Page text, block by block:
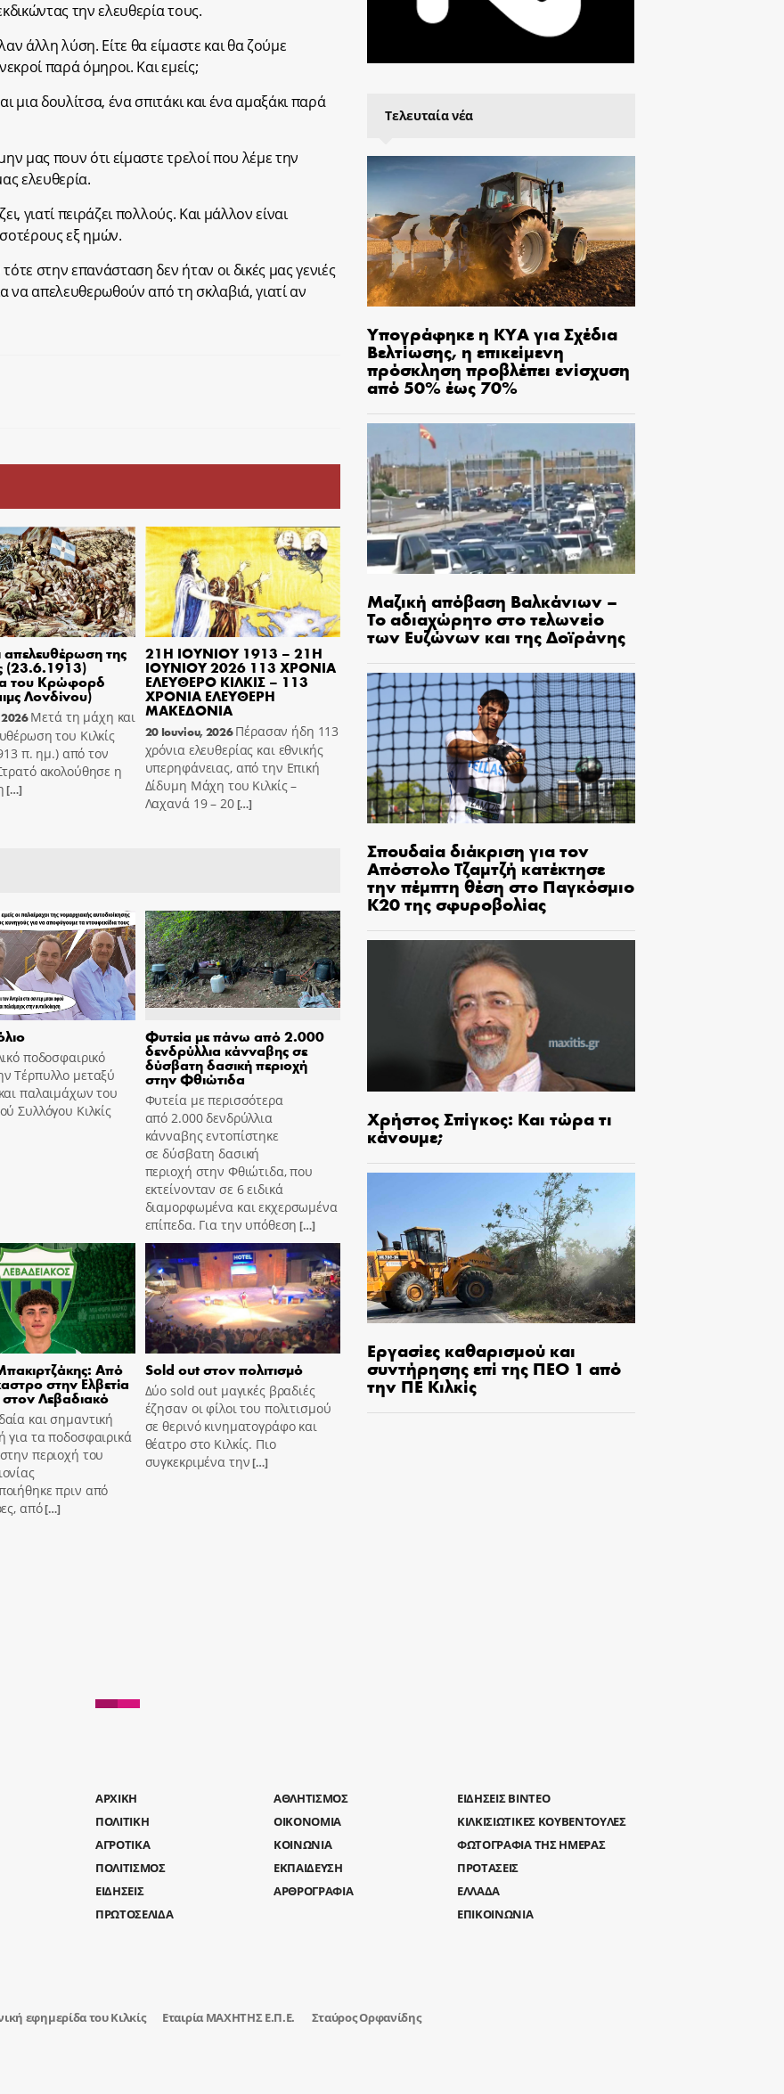
την ελευθερία τους.
άλλη λύση. Είτε θα είμαστε και θα ζούμε
παρά όμηροι. Και εμείς;
δουλίτσα, ένα σπιτάκι και ένα αμαξάκι παρά
μας πουν ότι είμαστε τρελοί που λέμε την
ελευθερία.
γιατί πειράζει πολλούς. Και μάλλον είναι
εξ ημών.
στην επανάσταση δεν ήταν οι δικές μας γενιές
να απελευθερωθούν από τη σκλαβιά, γιατί αν
της
(23.6.1913)
του Κρώφορδ
Λονδίνου)
2026Μετά τη μάχη και
του Κιλκίς
π. ημ.) από τον
ακολούθησε η
[…]
21Η ΙΟΥΝΙΟΥ 1913 – 21Η
ΙΟΥΝΙΟΥ 2026 113 ΧΡΟΝΙΑ
ΕΛΕΥΘΕΡΟ ΚΙΛΚΙΣ – 113
ΧΡΟΝΙΑ ΕΛΕΥΘΕΡΗ
ΜΑΚΕΔΟΝΙΑ
20 Ιουνίου, 2026Πέρασαν ήδη 113
χρόνια ελευθερίας και εθνικής
υπερηφάνειας, από την Επική
Δίδυμη Μάχη του Κιλκίς –
Λαχανά 19 – 20[…]
ποδοσφαιρικό
Τέρπυλλο μεταξύ
παλαιμάχων του
Συλλόγου Κιλκίς
Φυτεία με πάνω από 2.000
δενδρύλλια κάνναβης σε
δύσβατη δασική περιοχή
στην Φθιώτιδα
Φυτεία με περισσότερα
από 2.000 δενδρύλλια
κάνναβης εντοπίστηκε
σε δύσβατη δασική
περιοχή στην Φθιώτιδα, που
εκτείνονταν σε 6 ειδικά
διαμορφωμένα και εκχερσωμένα
επίπεδα. Για την υπόθεση […]
Από
στην Ελβετία
Λεβαδιακό
και σημαντική
για τα ποδοσφαιρικά
περιοχή του
πριν από
από[…]
Sold out στον πολιτισμό
Δύο sold out μαγικές βραδιές
έζησαν οι φίλοι του πολιτισμού
σε θερινό κινηματογράφο και
θέατρο στο Κιλκίς. Πιο
συγκεκριμένα την[…]
Τελευταία νέα
Υπογράφηκε η ΚΥΑ για Σχέδια
Βελτίωσης, η επικείμενη
πρόσκληση προβλέπει ενίσχυση
από 50% έως 70%
Μαζική απόβαση Βαλκάνιων –
Το αδιαχώρητο στο τελωνείο
των Ευζώνων και της Δοϊράνης
Σπουδαία διάκριση για τον
Απόστολο Τζαμτζή κατέκτησε
την πέμπτη θέση στο Παγκόσμιο
Κ20 της σφυροβολίας
Χρήστος Σπίγκος: Και τώρα τι
κάνουμε;
Εργασίες καθαρισμού και
συντήρησης επί της ΠΕΟ 1 από
την ΠΕ Κιλκίς
AΡΧΙΚΗ
ΑΘΛΗΤΙΣΜΟΣ
ΠΟΛΙΤΙΚΗ
ΟΙΚΟΝΟΜΙΑ
ΑΓΡΟΤΙΚΑ
ΚΟΙΝΩΝΙΑ
ΠΟΛΙΤΙΣΜΟΣ
ΕΚΠΑΙΔΕΥΣΗ
ΕΙΔΗΣΕΙΣ
ΑΡΘΡΟΓΡΑΦΙΑ
ΠΡΩΤΟΣΕΛΙΔΑ
ΕΙΔΗΣΕΙΣ ΒΙΝΤΕΟ
ΚΙΛΚΙΣΙΩΤΙΚΕΣ ΚΟΥΒΕΝΤΟΥΛΕΣ
ΦΩΤΟΓΡΑΦΙΑ ΤΗΣ ΗΜΕΡΑΣ
ΠΡΟΤΑΣΕΙΣ
ΕΛΛΑΔΑ
ΕΠΙΚΟΙΝΩΝΙΑ
εφημερίδα του Κιλκίς Εταιρία ΜΑΧΗΤΗΣ Ε.Π.Ε. Σταύρος Ορφανίδης